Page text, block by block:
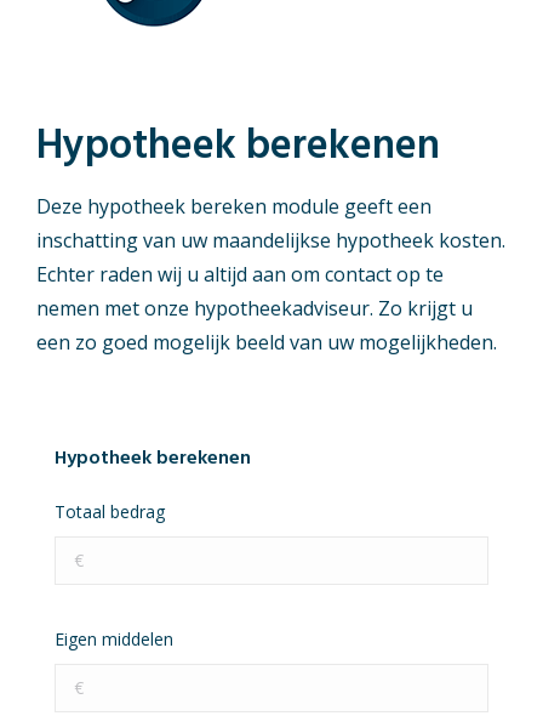
Hypotheek berekenen
Deze hypotheek bereken module geeft een
inschatting van uw maandelijkse hypotheek kosten.
Echter raden wij u altijd aan om contact op te
nemen met onze hypotheekadviseur. Zo krijgt u
een zo goed mogelijk beeld van uw mogelijkheden.
Hypotheek berekenen
Totaal bedrag
Eigen middelen